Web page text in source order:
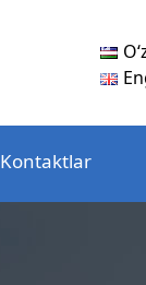
Kontaktlar